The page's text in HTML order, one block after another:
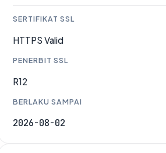
SERTIFIKAT SSL
HTTPS Valid
PENERBIT SSL
R12
BERLAKU SAMPAI
2026-08-02